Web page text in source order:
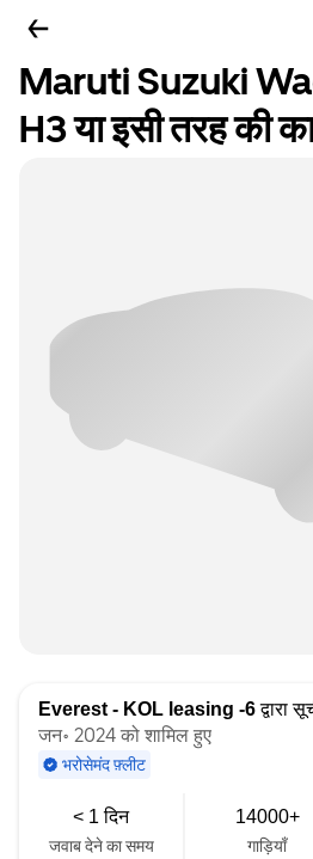
Maruti Suzuki
H3 या इसी तरह की
Everest - KOL leasing -6द्वारा
जन॰ 2024 को शामिल हुए
भरोसेमंद फ़्लीट
< 1 दिन
जवाब देने का समय
14000+
गाड़ियाँ